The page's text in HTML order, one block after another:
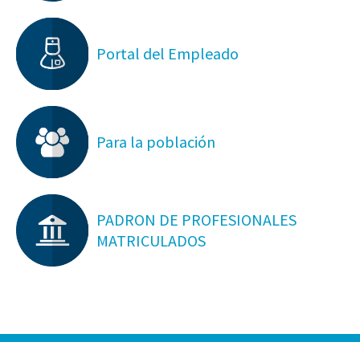
Portal del Empleado
Para la población
PADRON DE PROFESIONALES
MATRICULADOS